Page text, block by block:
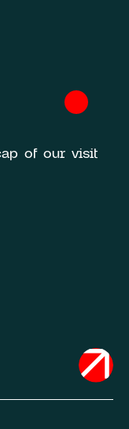
of our visit